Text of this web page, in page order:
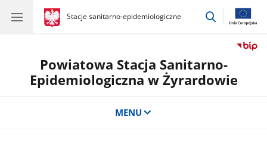
gov.pl
Stacje sanitarno-epidemiologiczne
gov.pl
Stacje
przejdź
Powiatowa Stacja Sanitarno-
Epidemiologiczna w Żyrardowie
MENU